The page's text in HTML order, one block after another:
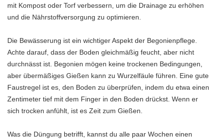
mit Kompost oder Torf verbessern, um die Drainage zu erhöhen
und die Nährstoffversorgung zu optimieren.
Die Bewässerung ist ein wichtiger Aspekt der Begonienpflege.
Achte darauf, dass der Boden gleichmäßig feucht, aber nicht
durchnässt ist. Begonien mögen keine trockenen Bedingungen,
aber übermäßiges Gießen kann zu Wurzelfäule führen. Eine gute
Faustregel ist es, den Boden zu überprüfen, indem du etwa einen
Zentimeter tief mit dem Finger in den Boden drückst. Wenn er
sich trocken anfühlt, ist es Zeit zum Gießen.
Was die Düngung betrifft, kannst du alle paar Wochen einen